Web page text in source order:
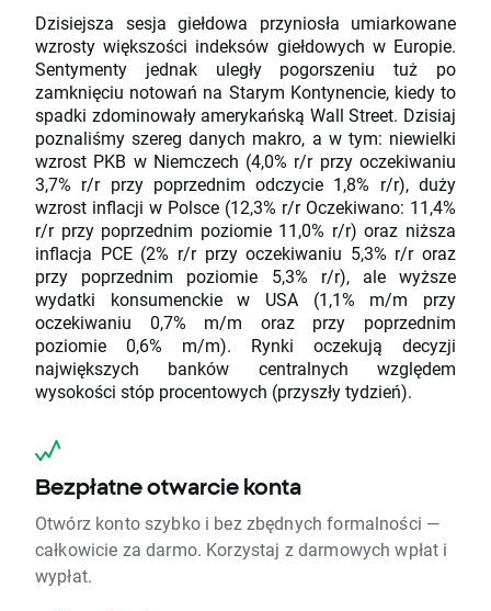
Dzisiejsza sesja giełdowa przyniosła umiarkowane
wzrosty większości indeksów giełdowych w Europie.
Sentymenty jednak uległy pogorszeniu tuż po
zamknięciu notowań na Starym Kontynencie, kiedy to
spadki zdominowały amerykańską Wall Street. Dzisiaj
poznaliśmy szereg danych makro, a w tym: niewielki
wzrost PKB w Niemczech (4,0% r/r przy oczekiwaniu
3,7% r/r przy poprzednim odczycie 1,8% r/r), duży
wzrost inflacji w Polsce (12,3% r/r Oczekiwano: 11,4%
r/r przy poprzednim poziomie 11,0% r/r) oraz niższa
inflacja PCE (2% r/r przy oczekiwaniu 5,3% r/r oraz
przy poprzednim poziomie 5,3% r/r), ale wyższe
wydatki konsumenckie w USA (1,1% m/m przy
oczekiwaniu 0,7% m/m oraz przy poprzednim
poziomie 0,6% m/m). Rynki oczekują decyzji
największych banków centralnych względem
wysokości stóp procentowych (przyszły tydzień).
Bezpłatne otwarcie konta
Otwórz konto szybko i bez zbędnych formalności —
całkowicie za darmo. Korzystaj z darmowych wpłat i
wypłat.